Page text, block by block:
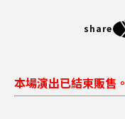
share
本場演出已結束販售。